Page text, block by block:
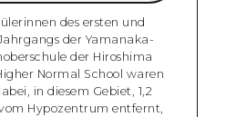
des ersten und
der Yamanaka-
der Hiroshima
Normal School waren
in diesem Gebiet, 1,2
Hypozentrum entfernt,